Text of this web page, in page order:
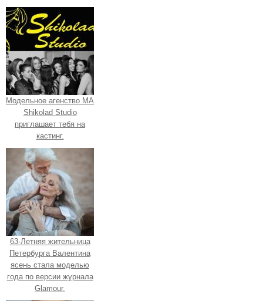
Модельное агенство МА
Shikolad Studio
приглашает тебя на
кастинг.
63-Летняя жительница
Петербурга Валентина
ясень стала моделью
года по версии журнала
Glamour.